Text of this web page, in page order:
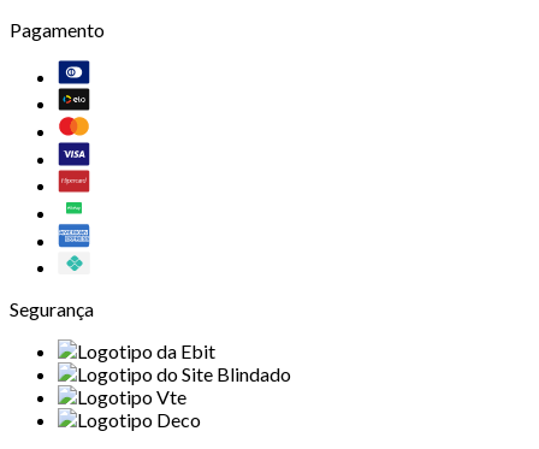
Pagamento
Segurança